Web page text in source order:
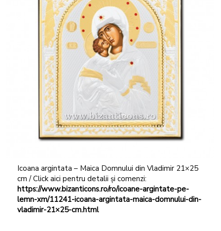
Icoana argintata – Maica Domnului din Vladimir 21×25
cm / Click aici pentru detalii și comenzi:
https://www.bizanticons.ro/ro/icoane-argintate-pe-
lemn-xm/11241-icoana-argintata-maica-domnului-din-
vladimir-21×25-cm.html